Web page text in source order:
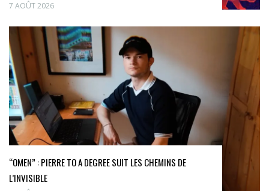
7 AOÛT 2026
“OMEN” : PIERRE TO A DEGREE SUIT LES CHEMINS DE
L’INVISIBLE